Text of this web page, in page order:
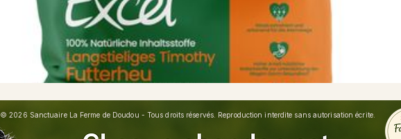
© 2026 Sanctuaire La Ferme de Doudou - Tous droits réservés. Reproduction interdite sans autorisation écrite.